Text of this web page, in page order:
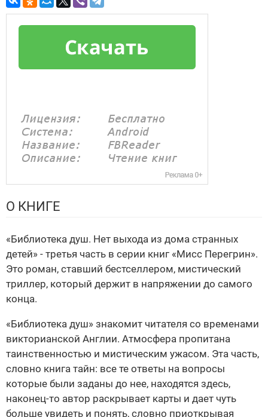
О КНИГЕ
«Библиотека душ. Нет выхода из дома странных
детей» - третья часть в серии книг «Мисс Перегрин».
Это роман, ставший бестселлером, мистический
триллер, который держит в напряжении до самого
конца.
«Библиотека душ» знакомит читателя со временами
викторианской Англии. Атмосфера пропитана
таинственностью и мистическим ужасом. Эта часть,
словно книга тайн: все те ответы на вопросы
которые были заданы до нее, находятся здесь,
наконец-то автор раскрывает карты и дает чуть
больше увидеть и понять, словно приоткрывая